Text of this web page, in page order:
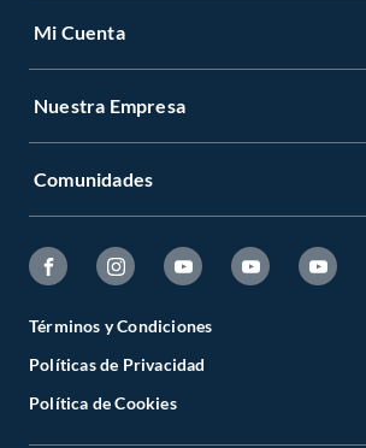
Mi Cuenta
Nuestra Empresa
Comunidades
Términos y Condiciones
Políticas de Privacidad
Política de Cookies